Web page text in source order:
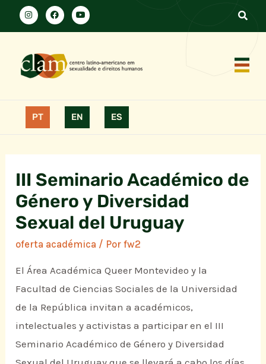
PT EN ES
III Seminario Académico de
Género y Diversidad
Sexual del Uruguay
oferta académica / Porfw2
El Área Académica Queer Montevideo y la
Facultad de Ciencias Sociales de la Universidad
de la República invitan a académicos,
intelectuales y activistas a participar en el III
Seminario Académico de Género y Diversidad